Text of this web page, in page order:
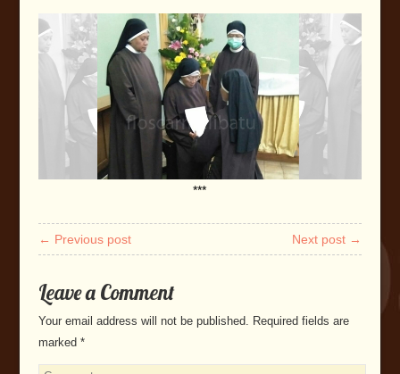
***
← Previous post Next post →
Leave a Comment
Your email address will not be published. Required fields are
marked *